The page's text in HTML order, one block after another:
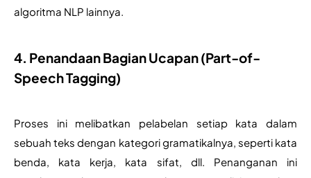
algoritma NLP lainnya.
4. Penandaan Bagian Ucapan (Part-of-
Speech Tagging)
Proses ini melibatkan pelabelan setiap kata dalam
sebuah teks dengan kategori gramatikalnya, seperti kata
benda, kata kerja, kata sifat, dll. Penanganan ini